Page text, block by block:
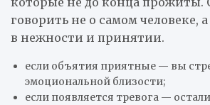
говорить не о самом человеке,
в нежности и принятии.
если объятия приятные — вы
эмоциональной близости;
если появляется тревога —